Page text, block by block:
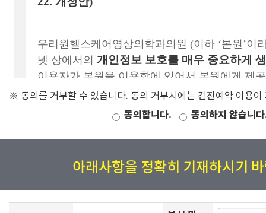
※ 동의를 거부할 수 있습니다. 동의 거부시에는 검진예약 이용이
동의합니다. 동의하지 않습니
아래사항을 정확히 기재하시기